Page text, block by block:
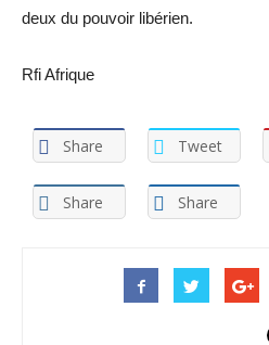
deux du pouvoir libérien.
Rfi Afrique
Share Tweet
Share Share